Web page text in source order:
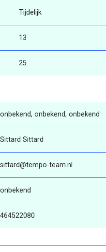
Tijdelijk
13
25
onbekend, onbekend, onbekend
Sittard Sittard
sittard@tempo-team.nl
onbekend
464522080